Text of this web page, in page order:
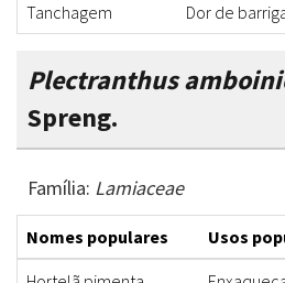
Tanchagem
Dor de
Plectranthus
Spreng.
Família: Lamiaceae
Nomes populares
Usos